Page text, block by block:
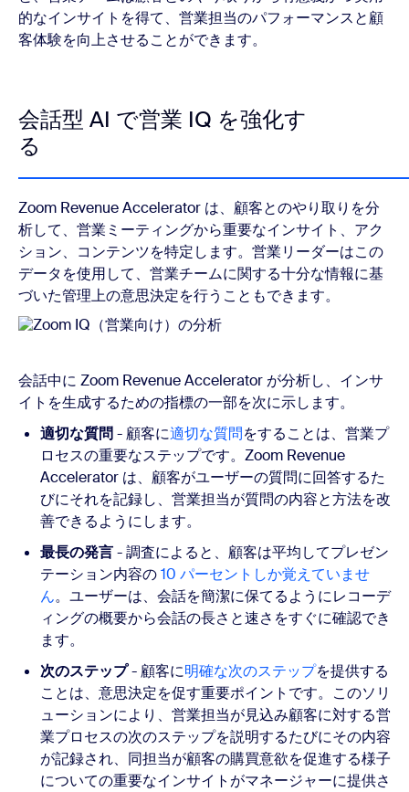
的なインサイトを得て、営業担当のパフォーマンスと顧
客体験を向上させることができます。
会話型 AI で営業 IQ を強化す
る
Zoom Revenue Accelerator は、顧客とのやり取りを分
析して、営業ミーティングから重要なインサイト、アク
ション、コンテンツを特定します。営業リーダーはこの
データを使用して、営業チームに関する十分な情報に基
づいた管理上の意思決定を行うこともできます。
会話中に Zoom Revenue Accelerator が分析し、インサ
イトを生成するための指標の一部を次に示します。
適切な質問 - 顧客に適切な質問をすることは、営業プ
ロセスの重要なステップです。Zoom Revenue
Accelerator は、顧客がユーザーの質問に回答するた
びにそれを記録し、営業担当が質問の内容と方法を改
善できるようにします。
最長の発言- 調査によると、顧客は平均してプレゼン
テーション内容の10 パーセントしか覚えていませ
ん。ユーザーは、会話を簡潔に保てるようにレコーデ
ィングの概要から会話の長さと速さをすぐに確認でき
ます。
次のステップ- 顧客に明確な次のステップを提供する
ことは、意思決定を促す重要ポイントです。このソリ
ューションにより、営業担当が見込み顧客に対する営
業プロセスの次のステップを説明するたびにその内容
が記録され、同担当が顧客の購買意欲を促進する様子
についての重要なインサイトがマネージャーに提供さ